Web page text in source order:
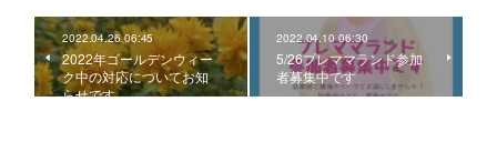
2022.04.26 06:45
2022年ゴールデンウィー
ク中の対応についてお知
らせです
2022.04.10 06:30
5/26プレママランド参加
者募集中です